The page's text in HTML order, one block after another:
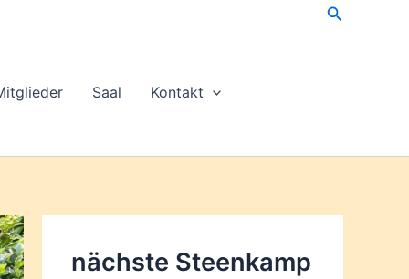
Suchen
Saal Kontakt
nächste Steenkamp